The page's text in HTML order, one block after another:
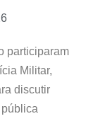
participaram
Militar,
discutir